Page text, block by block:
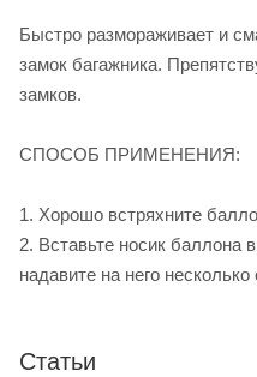
Быстро размораживает и
замок багажника.
замков.
СПОСОБ ПРИМЕНЕНИЯ:
1. Хорошо встряхните
2. Вставьте носик баллона
надавите на него несколько
Статьи